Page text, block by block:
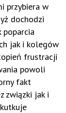
przybiera w
dochodzi
poparcia
jak i kolegów
frustracji
powoli
fakt
związki jak i